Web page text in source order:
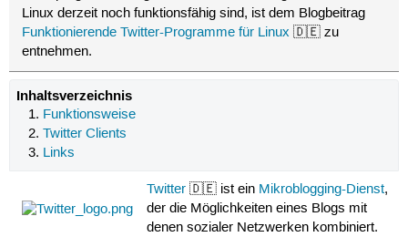
Linux derzeit noch funktionsfähig sind, ist dem Blogbeitrag
Funktionierende Twitter-Programme für Linux 🇩🇪 zu
entnehmen.
Inhaltsverzeichnis
Funktionsweise
Twitter Clients
Links
Twitter 🇩🇪 ist ein Mikroblogging-Dienst,
der die Möglichkeiten eines Blogs mit
denen sozialer Netzwerken kombiniert.